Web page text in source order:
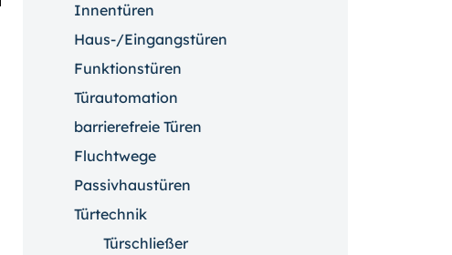
Innentüren
Haus-/Eingangstüren
Funktionstüren
Türautomation
barrierefreie Türen
Fluchtwege
Passivhaustüren
Türtechnik
Türschließer